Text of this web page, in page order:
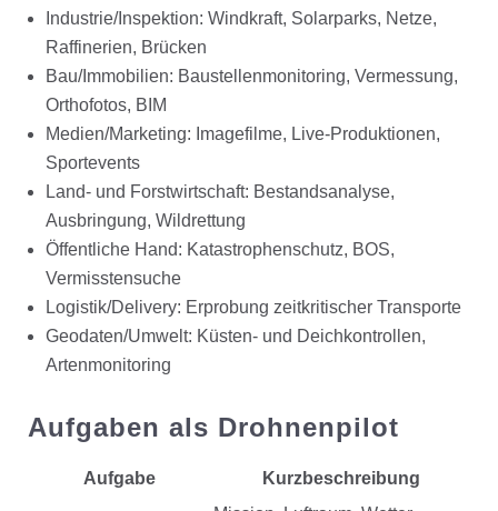
Industrie/Inspektion: Windkraft, Solarparks, Netze,
Raffinerien, Brücken
Bau/Immobilien: Baustellenmonitoring, Vermessung,
Orthofotos, BIM
Medien/Marketing: Imagefilme, Live-Produktionen,
Sportevents
Land- und Forstwirtschaft: Bestandsanalyse,
Ausbringung, Wildrettung
Öffentliche Hand: Katastrophenschutz, BOS,
Vermisstensuche
Logistik/Delivery: Erprobung zeitkritischer Transporte
Geodaten/Umwelt: Küsten- und Deichkontrollen,
Artenmonitoring
Aufgaben als Drohnenpilot
Aufgabe Kurzbeschreibung